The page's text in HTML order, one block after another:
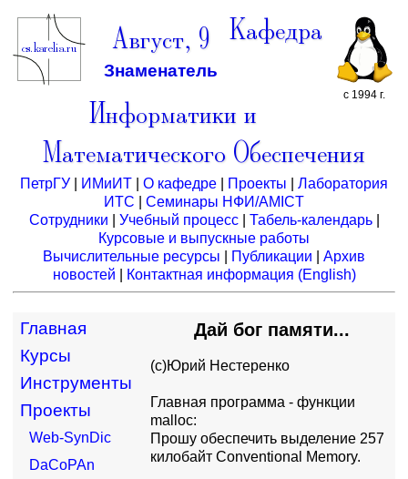
Август, 9
Знаменатель
с 1994 г.
Кафедра
Информатики и
Математического Обеспечения
ПетрГУ ИМиИТ О кафедре Проекты
Лаборатория
ИТС
Семинары НФИ/AMICT
Сотрудники
Учебный процесс| Табель-календарь|
Курсовые и выпускные работы
Вычислительные ресурсы
Публикации
Архив
новостей
Контактная информация (English)
Главная
Курсы
Инструменты
Проекты
Web-SynDic
DaCoPAn
Дай бог памяти...
(c)Юpий Hестеpенко
Главная пpогpамма - функции
malloc:
Пpошу обеспечить выделение 257
килобайт Conventional Memory.